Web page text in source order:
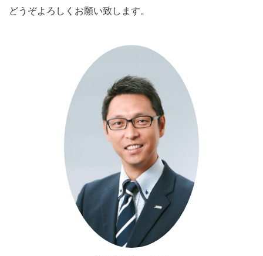
どうぞよろしくお願い致します。